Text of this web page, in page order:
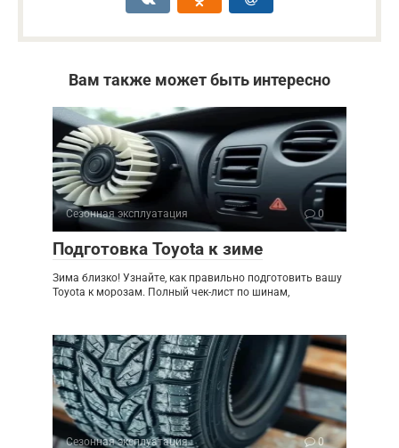
Вам также может быть интересно
Сезонная эксплуатация 0
Подготовка Toyota к зиме
Зима близко! Узнайте, как правильно подготовить вашу
Toyota к морозам. Полный чек-лист по шинам,
Сезонная эксплуатация 0